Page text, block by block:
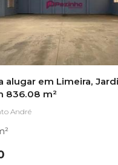
alugar em Limeira,
836.08 m²
André